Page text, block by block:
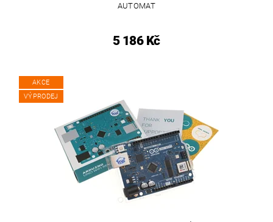
AUTOMAT
5 186 Kč
AKCE
VÝPRODEJ